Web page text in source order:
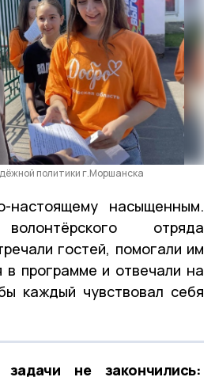
политики г.Моршанска
настоящему насыщенным.
отряда
гостей, помогали им
в программе и отвечали на
каждый чувствовал себя
не закончились: